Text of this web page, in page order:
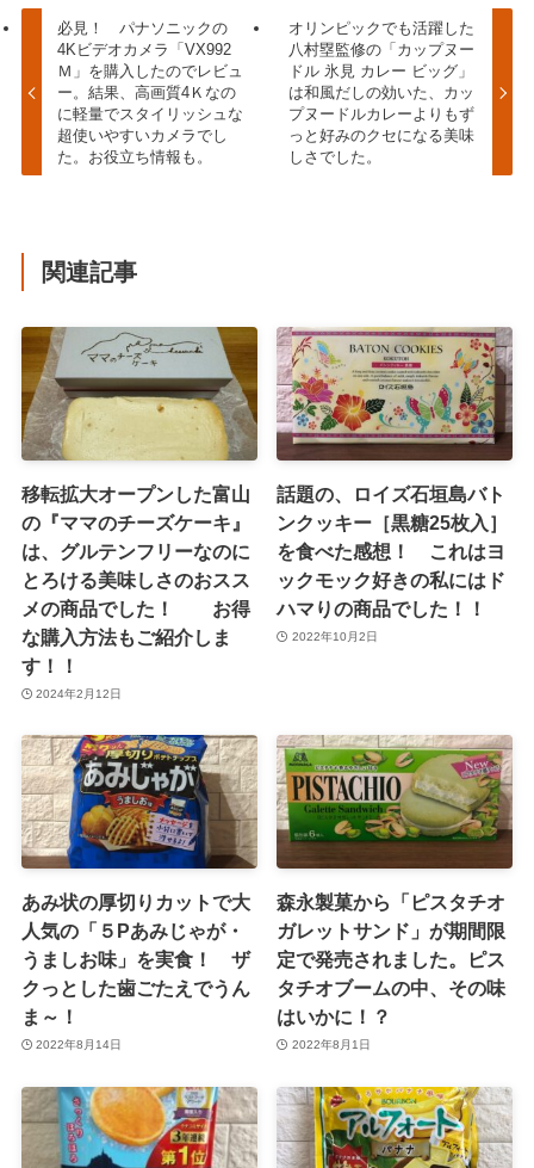
必見！ パナソニックの
4Kビデオカメラ「VX992
Ｍ」を購入したのでレビュ
ー。結果、高画質4Ｋなの
に軽量でスタイリッシュな
超使いやすいカメラでし
た。お役立ち情報も。
オリンピックでも活躍した
八村塁監修の「カップヌー
ドル 氷見 カレー ビッグ」
は和風だしの効いた、カッ
プヌードルカレーよりもず
っと好みのクセになる美味
しさでした。
関連記事
移転拡大オープンした富山
の『ママのチーズケーキ』
は、グルテンフリーなのに
とろける美味しさのおスス
メの商品でした！ お得
な購入方法もご紹介しま
す！！
2024年2月12日
話題の、ロイズ石垣島バト
ンクッキー［黒糖25枚入］
を食べた感想！ これはヨ
ックモック好きの私にはド
ハマりの商品でした！！
2022年10月2日
あみ状の厚切りカットで大
人気の「５Pあみじゃが・
うましお味」を実食！ ザ
クっとした歯ごたえでうん
ま～！
2022年8月14日
森永製菓から「ピスタチオ
ガレットサンド」が期間限
定で発売されました。ピス
タチオブームの中、その味
はいかに！？
2022年8月1日